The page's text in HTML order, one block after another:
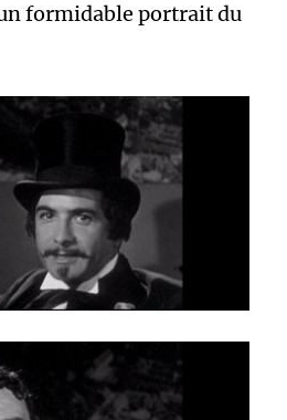
formidable portrait du